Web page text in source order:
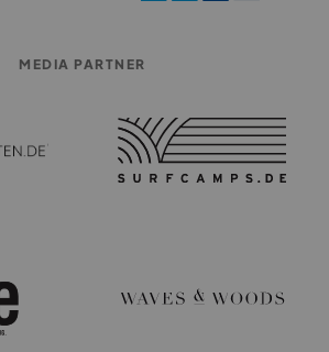
MEDIA PARTNER